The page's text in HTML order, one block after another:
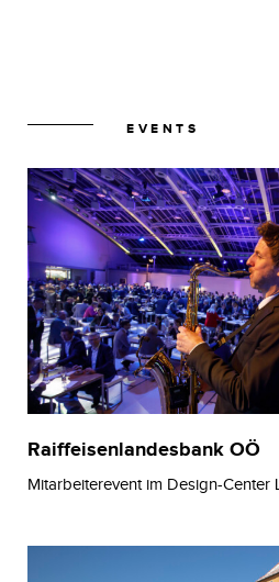
EVENTS
Raiffeisenlandesbank OÖ
Mitarbeiterevent im Design-Center